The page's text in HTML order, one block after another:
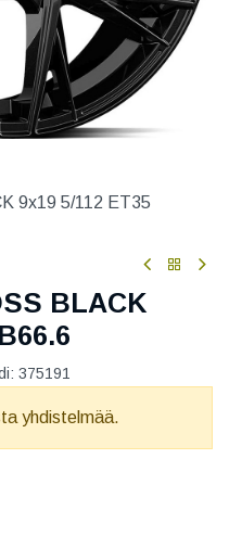
9x19 5/112 ET35
BLACK
375191
yhdistelmää.